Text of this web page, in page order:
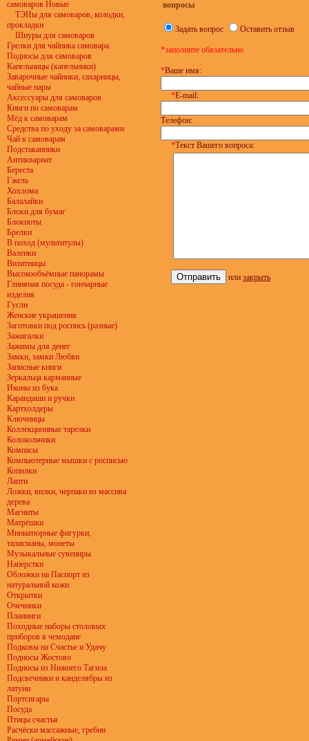
самоваров Новые
ТЭНы для самоваров, колодки,
прокладки
Шнуры для самоваров
Грелки для чайника самовара
Подносы для самоваров
Капельницы (капельники)
Заварочные чайники, сахарницы,
чайные пары
Аксессуары для самоваров
Книги по самоварам
Мёд к самоварам
Средства по уходу за самоварами
Чай к самоварам
Подстаканники
Антиквариат
Береста
Гжель
Хохлома
Балалайки
Блоки для бумаг
Блокноты
Брелки
В поход (мультитулы)
Валенки
Визитницы
Высокообъёмные панорамы
Глиняная посуда - гончарные
изделия
Гусли
Женские украшения
Заготовки под роспись (разные)
Зажигалки
Зажимы для денег
Замки, замки Любви
Записные книги
Зеркальца карманные
Иконы из бука
Карандаши и ручки
Картхолдеры
Ключницы
Коллекционные тарелки
Колокольчики
Компасы
Компьютерные мышки с росписью
Копилки
Лапти
Ложки, вилки, черпаки из массива
дерева
Магниты
Матрёшки
Миниатюрные фигурки,
талисманы, монеты
Музыкальные сувениры
Наперстки
Обложки на Паспорт из
натуральной кожи
Открытки
Очечники
Планинги
Походные наборы столовых
приборов в чемодане
Подковы на Счастье и Удачу
Подносы Жостово
Подносы из Нижнего Тагила
Подсвечники и канделябры из
латуни
Портсигары
Посуда
Птицы счастья
Расчёски массажные, гребни
вопросы
Задать вопрос Оставить отзыв
*заполните обязательно
*Ваше имя:
*E-mail:
Телефон:
*Текст Вашего вопроса:
или закрыть